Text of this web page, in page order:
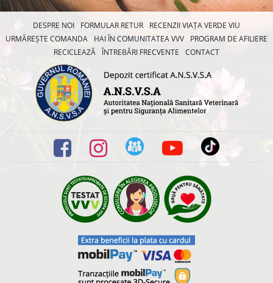
DESPRE NOI FORMULAR RETUR
RECENZII VIAȚA VERDE VIU
URMĂREȘTE COMANDA
HAI ÎN COMUNITATEA VVV
PROGRAM DE AFILIERE
RECICLEAZĂ ÎNTREBĂRI FRECVENTE CONTACT